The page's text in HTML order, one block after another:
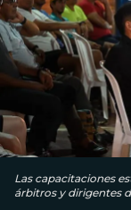
Las capacitaciones
árbitros y dirigentes